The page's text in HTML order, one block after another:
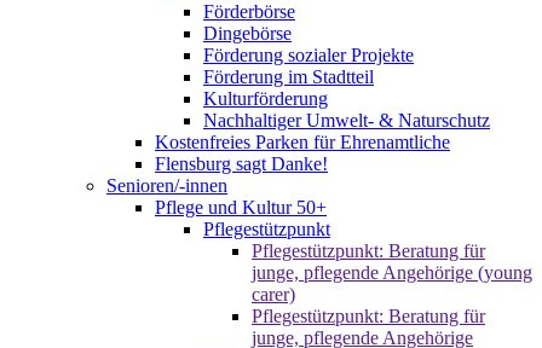
Förderbörse
Dingebörse
Förderung sozialer Projekte
Förderung im Stadtteil
Kulturförderung
Nachhaltiger Umwelt- & Naturschutz
Kostenfreies Parken für Ehrenamtliche
Flensburg sagt Danke!
Senioren/-innen
Pflege und Kultur 50+
Pflegestützpunkt
Pflegestützpunkt: Beratung für
junge, pflegende Angehörige (young
carer)
Pflegestützpunkt: Beratung für
junge, pflegende Angehörige